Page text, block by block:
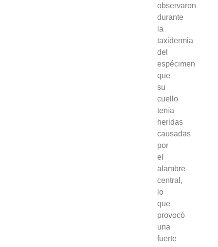
observaron
durante
la
taxidermia
del
espécimen
que
su
cuello
tenía
heridas
causadas
por
el
alambre
central,
lo
que
provocó
una
fuerte